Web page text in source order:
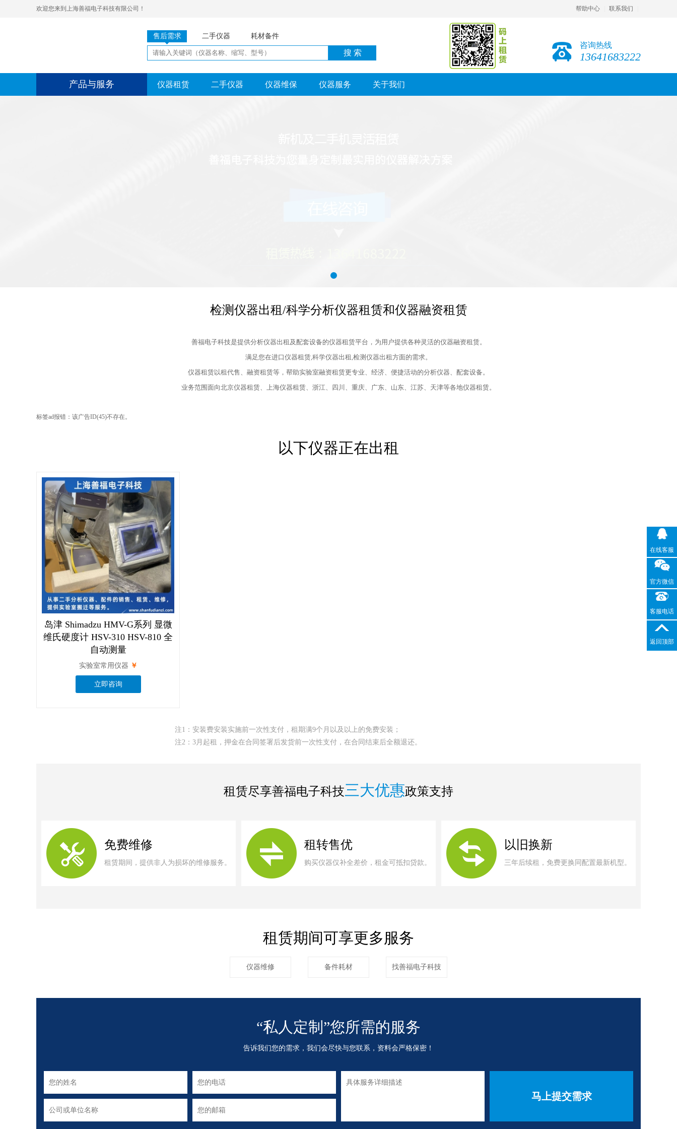
欢迎您来到上海善福电子科技有限公司！ 帮助中心 联系我们
售后需求 二手仪器 耗材备件
咨询热线
13641683222
产品与服务 仪器租赁 二手仪器 仪器维保 仪器服务 关于我们
检测仪器出租/科学分析仪器租赁和仪器融资租赁
善福电子科技是提供分析仪器出租及配套设备的仪器租赁平台，为用户提供各种灵活的仪器融资租赁。
满足您在进口仪器租赁,科学仪器出租,检测仪器出租方面的需求。
仪器租赁以租代售、融资租赁等，帮助实验室融资租赁更专业、经济、便捷活动的分析仪器、配套设备。
业务范围面向北京仪器租赁、上海仪器租赁、浙江、四川、重庆、广东、山东、江苏、天津等各地仪器租赁。
标签ad报错：该广告ID(45)不存在。
以下仪器正在出租
岛津 Shimadzu HMV-G系列 显微
维氏硬度计 HSV-310 HSV-810 全
自动测量
实验室常用仪器 ￥
立即咨询
注1：安装费安装实施前一次性支付，租期满9个月以及以上的免费安装；
注2：3月起租，押金在合同签署后发货前一次性支付，在合同结束后全额退还。
租赁尽享善福电子科技三大优惠政策支持
免费维修
租赁期间，提供非人为损坏的维修服务。
租转售优
购买仪器仅补全差价，租金可抵扣贷款。
以旧换新
三年后续租，免费更换同配置最新机型。
租赁期间可享更多服务
仪器维修 备件耗材 找善福电子科技
“私人定制”您所需的服务
告诉我们您的需求，我们会尽快与您联系，资料会严格保密！
在线客服
官方微信
客服电话
返回顶部